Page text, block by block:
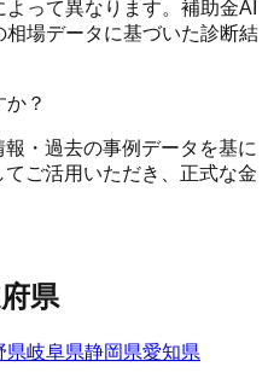
って異なります。補助金AI
場データに基づいた診断結
？
・過去の事例データを基に
ご活用いただき、正式な金
県
県岐阜県静岡県愛知県